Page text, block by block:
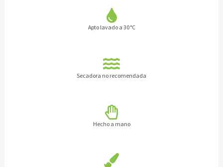
Apto lavado a 30 °C
Secadora no recomendada
Hecho a mano